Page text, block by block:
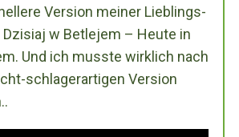
Version meiner Lieblings-
Dzisiaj w Betlejem – Heute in
Und ich musste wirklich nach
schlagerartigen Version